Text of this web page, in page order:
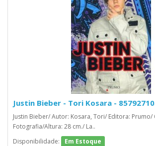
Justin Bieber - Tori Kosara -
Justin Bieber/ Autor: Kosara, Tori/ Editora:
Fotografia/Altura: 28 cm./ La..
Disponibilidade:
Em Estoque